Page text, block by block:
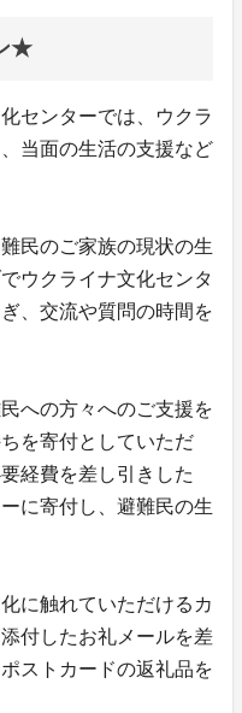
★
センターでは、ウクラ
当面の生活の支援など
民のご家族の現状の生
ウクライナ文化センタ
、交流や質問の時間を
への方々へのご支援を
を寄付としていただ
経費を差し引きした
に寄付し、避難民の生
に触れていただけるカ
付したお礼メールを差
ストカードの返礼品を